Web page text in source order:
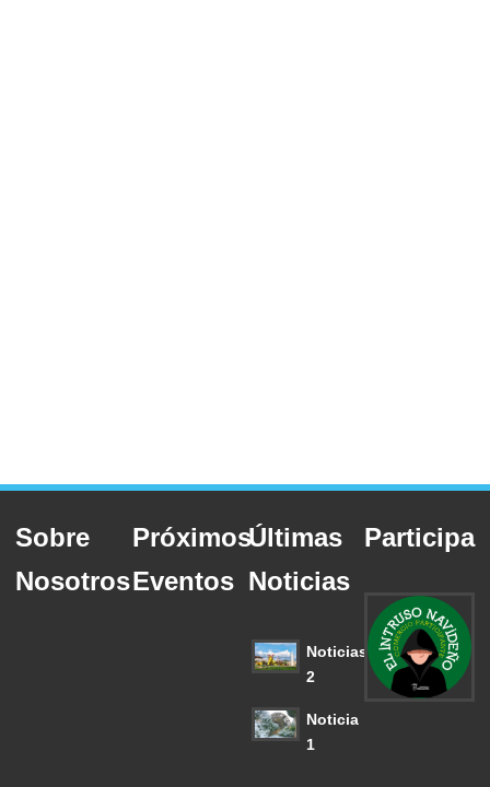
Sobre
Nosotros
Próximos
Eventos
Últimas
Noticias
Noticias
2
Noticia
1
Participa